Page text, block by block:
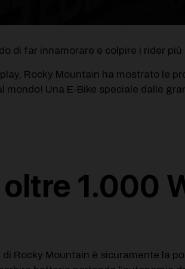
di far innamorare e colpire i rider
Rocky Mountain ha mostrato le
Una E-Bike speciale dalle
1.000
Rocky Mountain è sicuramente la